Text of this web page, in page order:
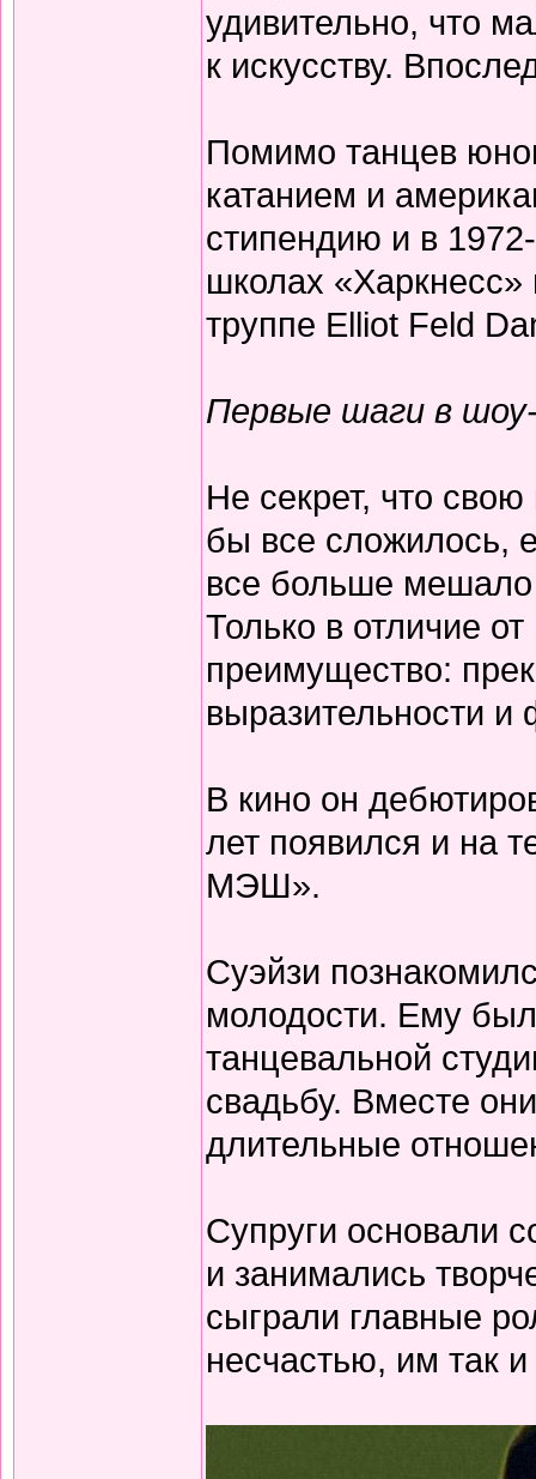
удивительно, что
к искусству.
Помимо танцев
катанием и
стипендию и в
школах
труппе Elliot Feld
Первые шаги в
Не секрет, что свою
бы все сложилось,
все больше мешало
Только в отличие
преимущество:
выразительности
В кино он
лет появился и на
МЭШ».
Суэйзи
молодости. Ему
танцевальной
свадьбу. Вместе
длительные
Супруги основали
и занимались
сыграли главные
несчастью, им так